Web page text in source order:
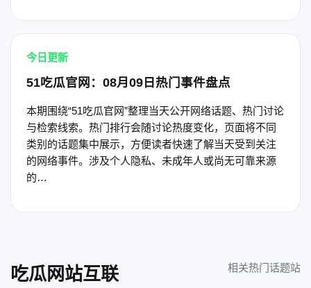
今日更新
51吃瓜官网：08月09日热门事件盘点
本期围绕“51吃瓜官网”整理当天公开网络话题、热门讨论
与检索线索。热门排行会随讨论热度变化，页面将不同
类别的话题集中展示，方便读者快速了解当天受到关注
的网络事件。涉及个人隐私、未成年人或尚无可靠来源
的…
吃瓜网站互联 相关热门话题站